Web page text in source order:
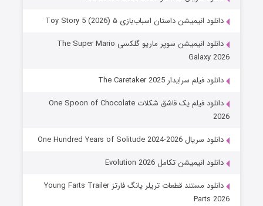
دانلود انیمیشن داستان اسباب‌بازی ۵ Toy Story 5 (2026)
دانلود انیمیشن سوپر ماریو گلکسی The Super Mario
Galaxy 2026
دانلود فیلم سرایدار The Caretaker 2025
دانلود فیلم یک قاشق شکلات One Spoon of Chocolate
2026
دانلود سریال One Hundred Years of Solitude 2024-2026
دانلود انیمیشن تکامل Evolution 2026
دانلود مستند قطعات تریلر یانگ فارتز Young Farts Trailer
Parts 2026